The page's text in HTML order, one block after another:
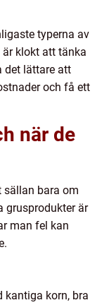
typerna av
klokt att tänka
det lättare att
och få ett
när de
sällan bara om
grusprodukter är
man fel kan
kantiga korn, bra